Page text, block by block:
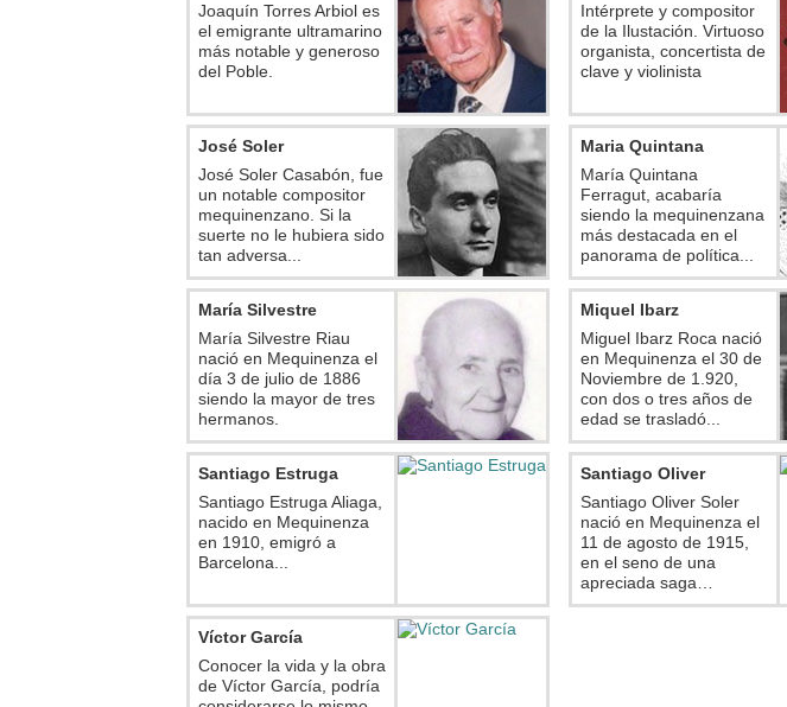
Joaquín Torres Arbiol es
el emigrante ultramarino
más notable y generoso
del Poble.
Intérprete y compositor
de la Ilustación. Virtuoso
organista, concertista de
clave y violinista
José Soler
José Soler Casabón, fue
un notable compositor
mequinenzano. Si la
suerte no le hubiera sido
tan adversa...
Maria Quintana
María Quintana
Ferragut, acabaría
siendo la mequinenzana
más destacada en el
panorama de política...
María Silvestre
María Silvestre Riau
nació en Mequinenza el
día 3 de julio de 1886
siendo la mayor de tres
hermanos.
Miquel Ibarz
Miguel Ibarz Roca nació
en Mequinenza el 30 de
Noviembre de 1.920,
con dos o tres años de
edad se trasladó...
Santiago Estruga
Santiago Estruga Aliaga,
nacido en Mequinenza
en 1910, emigró a
Barcelona...
Santiago Oliver
Santiago Oliver Soler
nació en Mequinenza el
11 de agosto de 1915,
en el seno de una
apreciada saga…
Víctor García
Conocer la vida y la obra
de Víctor García, podría